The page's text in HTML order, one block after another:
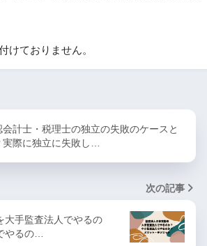
けておりません。
会計士・税理士の独立の失敗のケースと
実際に独立に失敗し…
次の記事
大手監査法人でやるの
やるの…